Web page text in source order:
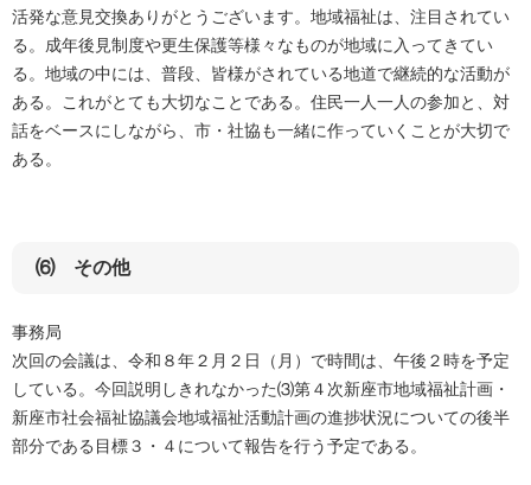
活発な意見交換ありがとうございます。地域福祉は、注目されてい
る。成年後見制度や更生保護等様々なものが地域に入ってきてい
る。地域の中には、普段、皆様がされている地道で継続的な活動が
ある。これがとても大切なことである。住民一人一人の参加と、対
話をベースにしながら、市・社協も一緒に作っていくことが大切で
ある。
⑹ その他
事務局
次回の会議は、令和８年２月２日（月）で時間は、午後２時を予定
している。今回説明しきれなかった⑶第４次新座市地域福祉計画・
新座市社会福祉協議会地域福祉活動計画の進捗状況についての後半
部分である目標３・４について報告を行う予定である。